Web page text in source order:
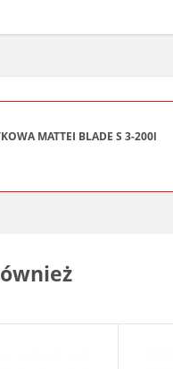
MATTEI BLADE S 3-200l